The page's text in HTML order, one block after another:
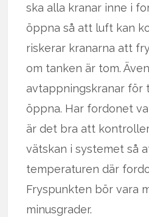
ska alla kranar inne i
öppna så att luft kan
riskerar kranarna att
om tanken är tom. Även
avtappningskranar för
öppna. Har fordonet
är det bra att
vätskan i systemet så
temperaturen där
Fryspunkten bör vara
minusgrader.